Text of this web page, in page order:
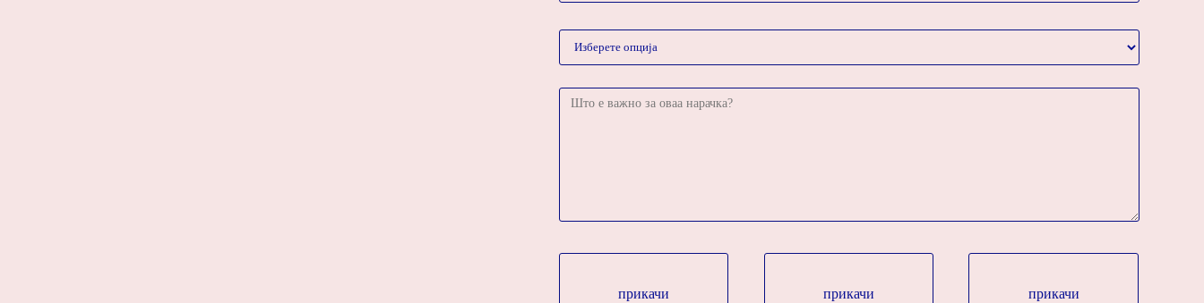
прикачи
прикачи
прикачи